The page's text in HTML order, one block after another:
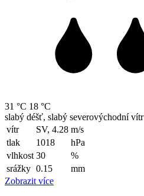
31 °C 18 °C
slabý déšť, slabý severovýchodní vítr
vítr
SV, 4.28 m/s
tlak
1018
hPa
vlhkost 30
%
srážky 0.15
mm
Zobrazit více